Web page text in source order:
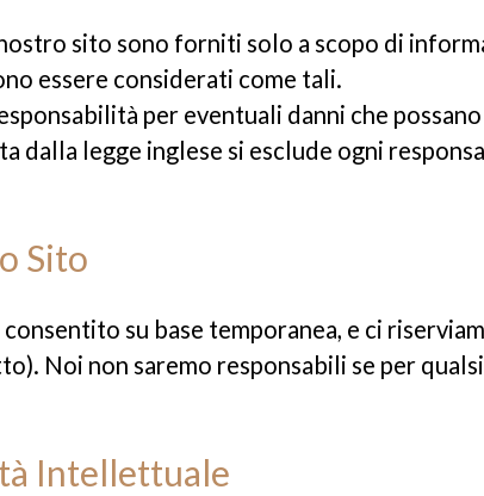
sito sono forniti solo a scopo di
essere considerati come tali.
per eventuali danni che
dalla legge inglese si esclude ogni
Sito
consentito su base temporanea, e ci
Noi non saremo responsabili se per
Intellettuale